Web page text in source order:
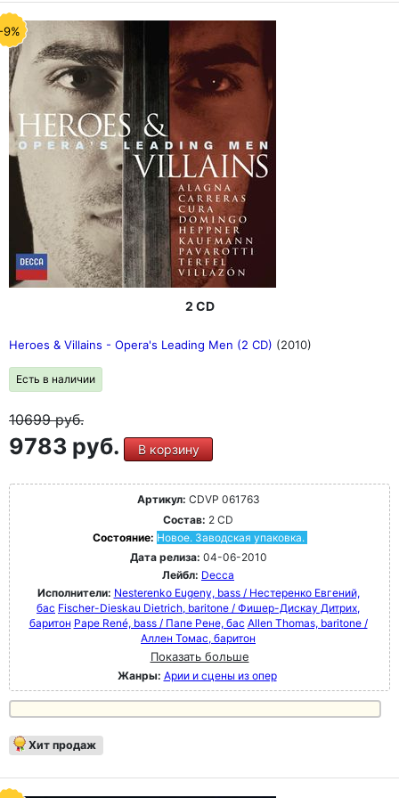
9%
2 CD
Heroes & Villains - Opera's Leading Men (2 CD) (2010)
Есть в наличии
10699руб.
9783 руб. В корзину
Артикул: CDVP 061763
Состав: 2 CD
Состояние: Новое. Заводская упаковка.
Дата релиза: 04-06-2010
Лейбл: Decca
Исполнители: Nesterenko Eugeny, bass / Нестеренко Евгений,
бас Fischer-Dieskau Dietrich, baritone / Фишер-Дискау Дитрих,
баритон Pape René, bass / Папе Рене, бас Allen Thomas, baritone /
Аллен Томас, баритон
Показать больше
Жанры: Арии и сцены из опер
Хит продаж